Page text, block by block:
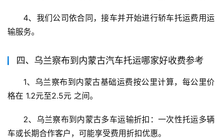
4、我们公司依合同，接车并开始进行轿车托运费用运
输服务。
四、乌兰察布到内蒙古汽车托运哪家好收费参考
1、乌兰察布到内蒙古基础运费按公里计算，每公里价
格在 1.2元至2.5元 之间。
2、乌兰察布到内蒙古多车运输折扣：一次性托运多辆
车或长期合作客户，可能享受费用折扣优惠。